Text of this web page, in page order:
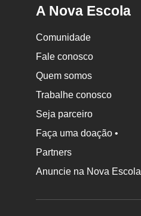
A Nova Escola
Comunidade
Fale conosco
Quem somos
Trabalhe conosco
Seja parceiro
Faça uma doação •
Partners
Anuncie na Nova Escola